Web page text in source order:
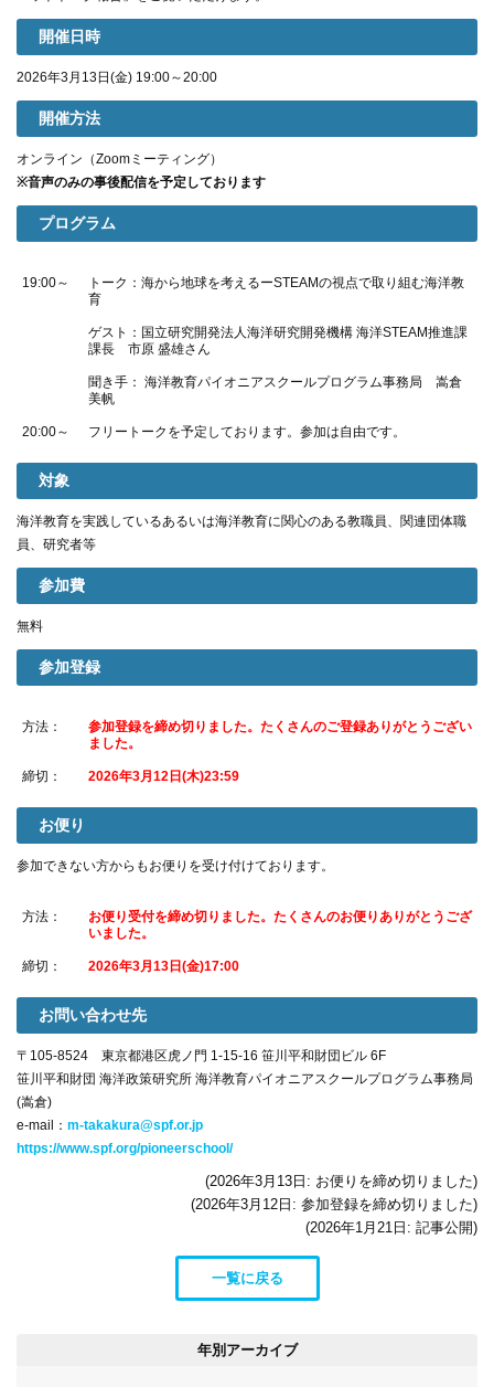
開催日時
2026年3月13日(金) 19:00～20:00
開催方法
オンライン（Zoomミーティング）
※音声のみの事後配信を予定しております
プログラム
19:00～
トーク：海から地球を考えるーSTEAMの視点で取り組む海洋教
育
ゲスト：国立研究開発法人海洋研究開発機構 海洋STEAM推進課
課長 市原 盛雄さん
聞き手： 海洋教育パイオニアスクールプログラム事務局 嵩倉
美帆
20:00～ フリートークを予定しております。参加は自由です。
対象
海洋教育を実践しているあるいは海洋教育に関心のある教職員、関連団体職
員、研究者等
参加費
無料
参加登録
方法：
参加登録を締め切りました。たくさんのご登録ありがとうござい
ました。
締切： 2026年3月12日(木)23:59
お便り
参加できない方からもお便りを受け付けております。
方法：
お便り受付を締め切りました。たくさんのお便りありがとうござ
いました。
締切： 2026年3月13日(金)17:00
お問い合わせ先
〒105-8524 東京都港区虎ノ門 1-15-16 笹川平和財団ビル 6F
笹川平和財団 海洋政策研究所 海洋教育パイオニアスクールプログラム事務局
(嵩倉)
e-mail： m-takakura@spf.or.jp
https://www.spf.org/pioneerschool/
(2026年3月13日: お便りを締め切りました)
(2026年3月12日: 参加登録を締め切りました)
(2026年1月21日: 記事公開)
一覧に戻る
年別アーカイブ